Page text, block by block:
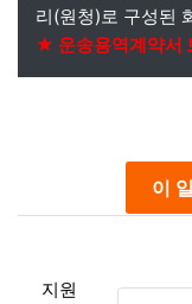
리(원청)로 구성된
★ 운송용역계약서
이
지원